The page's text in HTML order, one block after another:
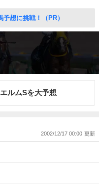
想に挑戦！（PR）
ルムSを大予想
2002/12/17 00:00